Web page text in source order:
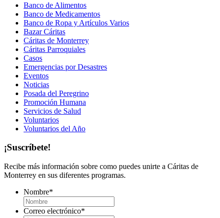
Banco de Alimentos
Banco de Medicamentos
Banco de Ropa y Artículos Varios
Bazar Cáritas
Cáritas de Monterrey
Cáritas Parroquiales
Casos
Emergencias por Desastres
Eventos
Noticias
Posada del Peregrino
Promoción Humana
Servicios de Salud
Voluntarios
Voluntarios del Año
¡Suscríbete!
Recibe más información sobre como puedes unirte a Cáritas de
Monterrey en sus diferentes programas.
Nombre*
Correo electrónico*